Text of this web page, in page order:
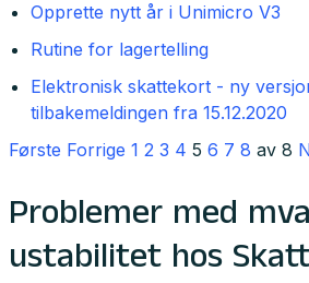
Opprette nytt år i Unimicro V3
Rutine for lagertelling
Elektronisk skattekort - ny
tilbakemeldingen fra 15.12.2020
Første Forrige 1 2 3 4 5 6 7 8 av 8
Problemer med
ustabilitet hos